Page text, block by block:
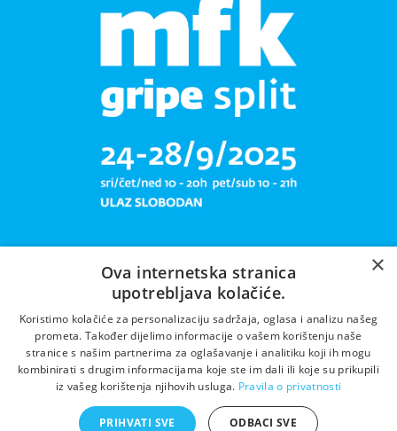
Libar plete mrižu svoju!
×
Ova internetska stranica
upotrebljava kolačiće.
Koristimo kolačiće za personalizaciju sadržaja, oglasa i analizu našeg
prometa. Također dijelimo informacije o vašem korištenju naše
stranice s našim partnerima za oglašavanje i analitiku koji ih mogu
kombinirati s drugim informacijama koje ste im dali ili koje su prikupili
iz vašeg korištenja njihovih usluga. Pravila o privatnosti
PRIHVATI SVE ODBACI SVE